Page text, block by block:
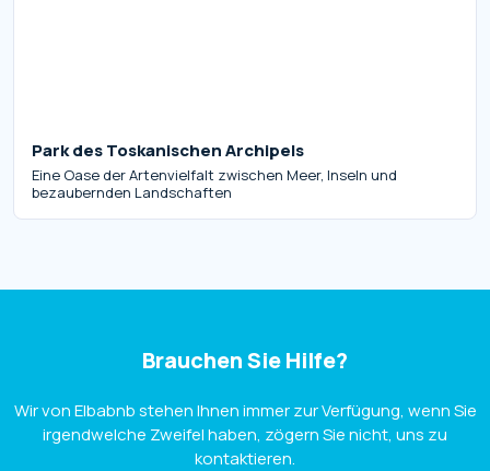
Park des Toskanischen Archipels
Eine Oase der Artenvielfalt zwischen Meer, Inseln und
bezaubernden Landschaften
Brauchen Sie Hilfe?
Wir von Elbabnb stehen Ihnen immer zur Verfügung, wenn Sie
irgendwelche Zweifel haben, zögern Sie nicht, uns zu
kontaktieren.